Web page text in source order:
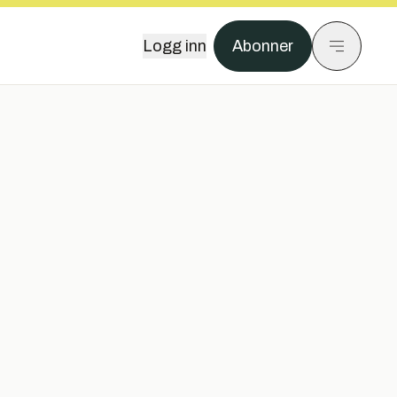
Logg inn Abonner